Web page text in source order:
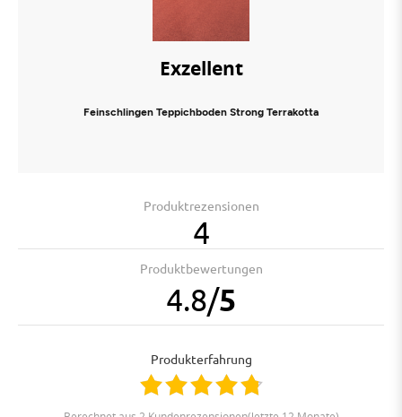
Exzellent
Feinschlingen Teppichboden Strong Terrakotta
Produktrezensionen
4
Produktbewertungen
4.8/5
Produkterfahrung